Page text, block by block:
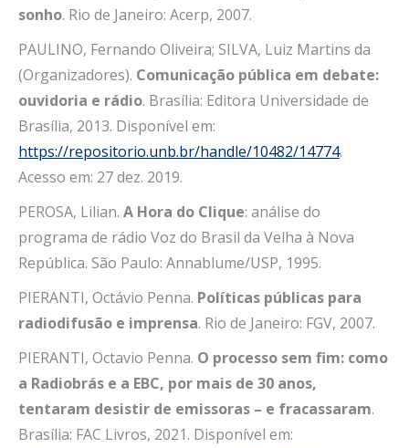
sonho. Rio de Janeiro: Acerp, 2007.
PAULINO, Fernando Oliveira; SILVA, Luiz Martins da
(Organizadores). Comunicação pública em debate:
ouvidoria e rádio. Brasília: Editora Universidade de
Brasília, 2013. Disponível em:
https://repositorio.unb.br/handle/10482/14774.
Acesso em: 27 dez. 2019.
PEROSA, Lilian. A Hora do Clique: análise do
programa de rádio Voz do Brasil da Velha à Nova
República. São Paulo: Annablume/USP, 1995.
PIERANTI, Octávio Penna. Políticas públicas para
radiodifusão e imprensa. Rio de Janeiro: FGV, 2007.
PIERANTI, Octavio Penna. O processo sem fim: como
a Radiobrás e a EBC, por mais de 30 anos,
tentaram desistir de emissoras – e fracassaram.
Brasília: FAC Livros, 2021. Disponível em: